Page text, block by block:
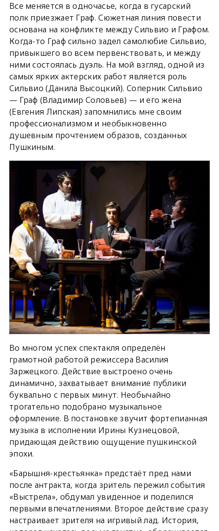
Все меняется в одночасье, когда в гусарский
полк приезжает Граф. Сюжетная линия повести
основана на конфликте между Сильвио и Графом.
Когда-то Граф сильно задел самолюбие Сильвио,
привыкшего во всем первенствовать, и между
ними состоялась дуэль. На мой взгляд, одной из
самых ярких актерских работ является роль
Сильвио (Данила Высоцкий). Соперник Сильвио
— Граф (Владимир Соловьев) — и его жена
(Евгения Липская) запомнились мне своим
профессионализмом и необыкновенно
душевным прочтением образов, созданных
Пушкиным.
Во многом успех спектакля определён
грамотной работой режиссера Василия
Заржецкого. Действие выстроено очень
динамично, захватывает внимание публики
буквально с первых минут. Необычайно
трогательно подобрано музыкальное
оформление. В постановке звучит фортепианная
музыка в исполнении Ирины Кузнецовой,
придающая действию ощущение пушкинской
эпохи.
«Барышня-крестьянка» предстаёт пред нами
после антракта, когда зритель пережил события
«Выстрела», обдумал увиденное и поделился
первыми впечатлениями. Второе действие сразу
настраивает зрителя на игривый лад. История,